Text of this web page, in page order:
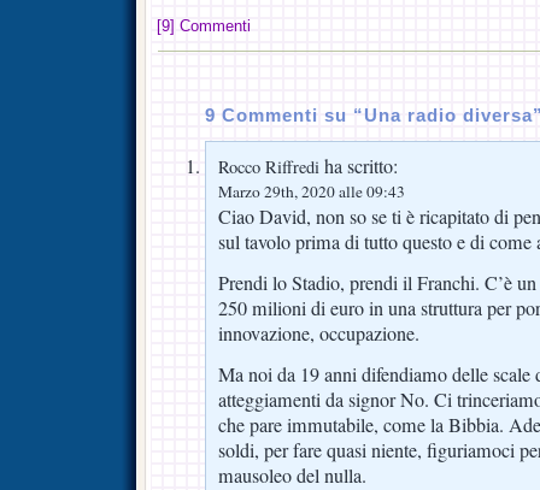
[9] Commenti
9 Commenti su “Una radio
Rocco Riffredi ha scritto:
Marzo 29th, 2020 alle 09:43
Ciao David, non so se ti è ricapitato di
sul tavolo prima di tutto questo e di come
Prendi lo Stadio, prendi il Franchi. C’è
250 milioni di euro in una struttura per
innovazione, occupazione.
Ma noi da 19 anni difendiamo delle scale
atteggiamenti da signor No. Ci
che pare immutabile, come la Bibbia.
soldi, per fare quasi niente, figuriamoci
mausoleo del nulla.